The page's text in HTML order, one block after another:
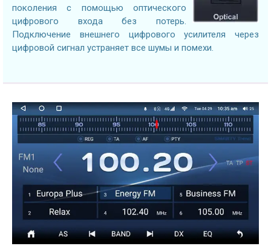
поколения с помощью оптического
цифрового входа без потерь.
Подключение внешнего цифрового усилителя через
цифровой сигнал устраняет все шумы и помехи.